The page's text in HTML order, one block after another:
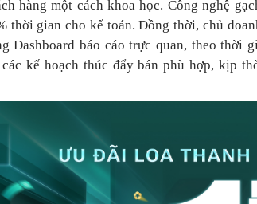
hàng một cách khoa học. Công nghệ
thời gian cho kế toán. Đồng thời, chủ
Dashboard báo cáo trực quan, theo thời
kế hoạch thúc đẩy bán phù hợp, kịp